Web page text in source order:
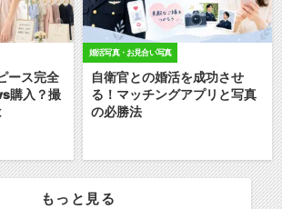
ース完全
購入？撮
婚活写真・お見合い写真
自衛官との婚活を成功させ
る！マッチングアプリと写真
の必勝法
もっと見る